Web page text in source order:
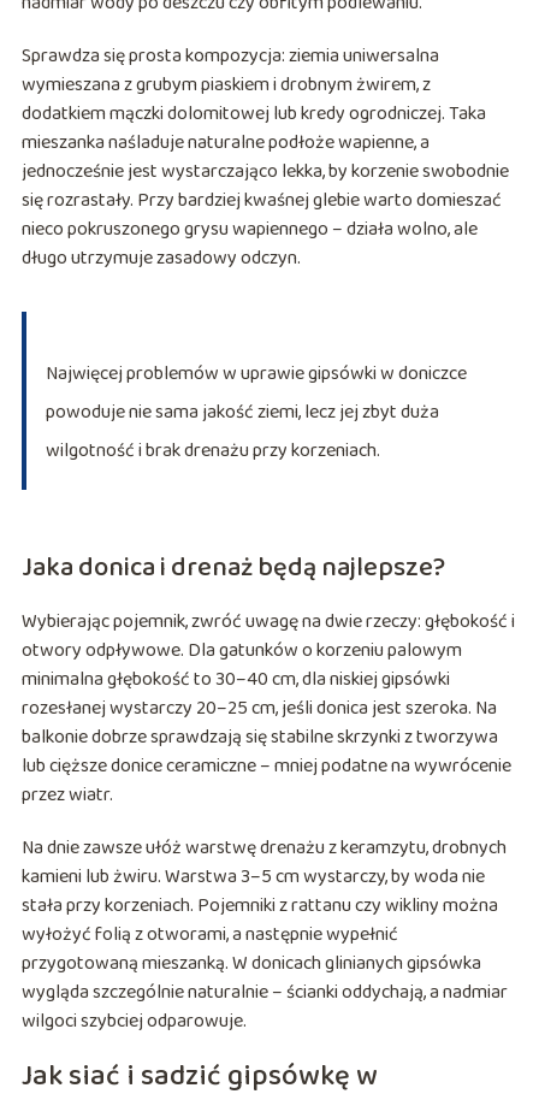
Sprawdza się prosta kompozycja: ziemia uniwersalna
wymieszana z grubym piaskiem i drobnym żwirem, z
dodatkiem mączki dolomitowej lub kredy ogrodniczej. Taka
mieszanka naśladuje naturalne podłoże wapienne, a
jednocześnie jest wystarczająco lekka, by korzenie swobodnie
się rozrastały. Przy bardziej kwaśnej glebie warto domieszać
nieco pokruszonego grysu wapiennego – działa wolno, ale
długo utrzymuje zasadowy odczyn.
Najwięcej problemów w uprawie gipsówki w doniczce
powoduje nie sama jakość ziemi, lecz jej zbyt duża
wilgotność i brak drenażu przy korzeniach.
Jaka donica i drenaż będą najlepsze?
Wybierając pojemnik, zwróć uwagę na dwie rzeczy: głębokość i
otwory odpływowe. Dla gatunków o korzeniu palowym
minimalna głębokość to 30–40 cm, dla niskiej gipsówki
rozesłanej wystarczy 20–25 cm, jeśli donica jest szeroka. Na
balkonie dobrze sprawdzają się stabilne skrzynki z tworzywa
lub cięższe donice ceramiczne – mniej podatne na wywrócenie
przez wiatr.
Na dnie zawsze ułóż warstwę drenażu z keramzytu, drobnych
kamieni lub żwiru. Warstwa 3–5 cm wystarczy, by woda nie
stała przy korzeniach. Pojemniki z rattanu czy wikliny można
wyłożyć folią z otworami, a następnie wypełnić
przygotowaną mieszanką. W donicach glinianych gipsówka
wygląda szczególnie naturalnie – ścianki oddychają, a nadmiar
wilgoci szybciej odparowuje.
Jak siać i sadzić gipsówkę w